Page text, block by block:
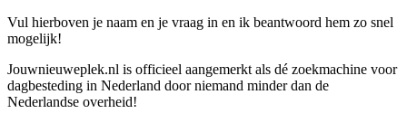
Vul hierboven je naam en je vraag in en ik beantwoord hem zo snel
mogelijk!
Jouwnieuweplek.nl is officieel aangemerkt als dé zoekmachine voor
dagbesteding in Nederland door niemand minder dan de
Nederlandse overheid!